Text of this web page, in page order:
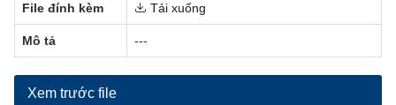
File đính kèm Tải xuống
Mô tả ---
Xem trước file